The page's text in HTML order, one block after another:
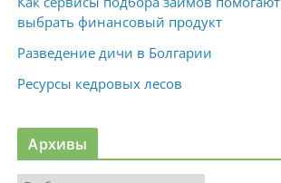
выбрать финансовый продукт
Разведение дичи в Болгарии
Ресурсы кедровых лесов
Архивы